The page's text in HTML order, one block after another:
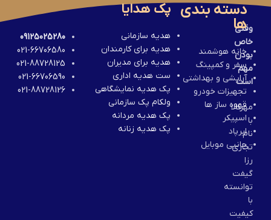
وقتی
خاص
بودن
مهم
است
مهرکالا
با
نام
تجاری
رزا
گیفت
توانسته
با
کیفیت
دسته بندی
ها
خانه هوشمند
سفر و کمپینگ
آرایشی و بهداشتی
تجهیزات خودرو
قهوه ساز ها
اسپیکر
ایرپاد
جانبی موبایل
پک هدایا
هدیه سازمانی
هدیه برای کارمندان
هدیه برای مدیران
ست هدیه اداری
پک هدیه نمایشگاهی
ولکام پک سازمانی
پک هدیه مردانه
پک هدیه زنانه
09125025280
021-66706580
021-88728125
021-66706590
021-88728126